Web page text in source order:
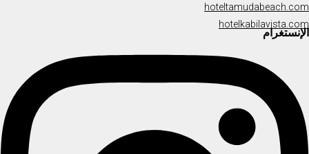
hoteltamudabeach.com
hotelkabilavista.com
الإنستغرام